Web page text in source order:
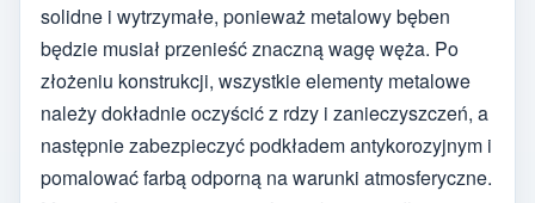
solidne i wytrzymałe, ponieważ metalowy bęben
będzie musiał przenieść znaczną wagę węża. Po
złożeniu konstrukcji, wszystkie elementy metalowe
należy dokładnie oczyścić z rdzy i zanieczyszczeń, a
następnie zabezpieczyć podkładem antykorozyjnym i
pomalować farbą odporną na warunki atmosferyczne.